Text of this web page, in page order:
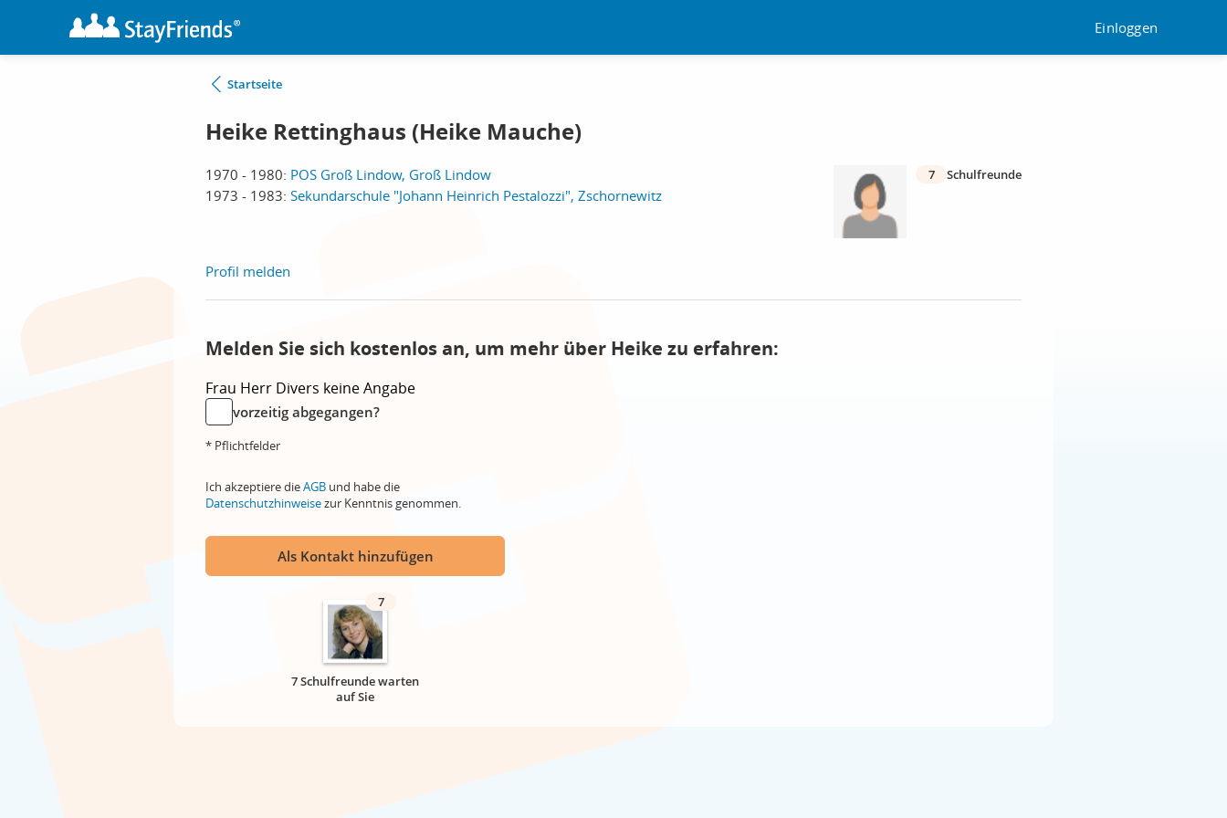
Einloggen
Startseite
Heike Rettinghaus (Heike Mauche)
1970 - 1980: POS Groß Lindow, Groß Lindow
1973 - 1983: Sekundarschule "Johann Heinrich Pestalozzi", Zschornewitz
7 Schulfreunde
Profil melden
Melden Sie sich kostenlos an, um mehr über Heike zu erfahren:
Frau Herr Divers keine Angabe
vorzeitig abgegangen?
* Pflichtfelder
Ich akzeptiere dieAGB und habe die
Datenschutzhinweisezur Kenntnis genommen.
Als Kontakt hinzufügen
7
7 Schulfreunde warten
auf Sie